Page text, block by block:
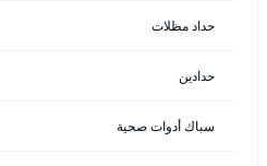
حداد مظلات
حدادين
سباك أدوات صحية